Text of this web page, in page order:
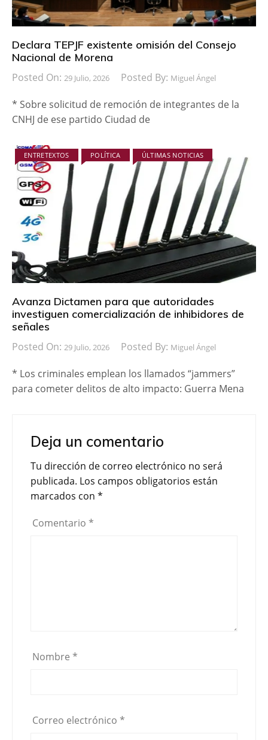
Declara TEPJF existente omisión del Consejo
Nacional de Morena
Posted On: 29 Julio, 2026 Posted By: Miguel Ángel
* Sobre solicitud de remoción de integrantes de la
CNHJ de ese partido Ciudad de
ENTRETEXTOS POLÍTICA ÚLTIMAS NOTICIAS
Avanza Dictamen para que autoridades
investiguen comercialización de inhibidores de
señales
Posted On: 29 Julio, 2026 Posted By: Miguel Ángel
* Los criminales emplean los llamados “jammers”
para cometer delitos de alto impacto: Guerra Mena
Deja un comentario
Tu dirección de correo electrónico no será
publicada. Los campos obligatorios están
marcados con *
Comentario *
Nombre *
Correo electrónico *